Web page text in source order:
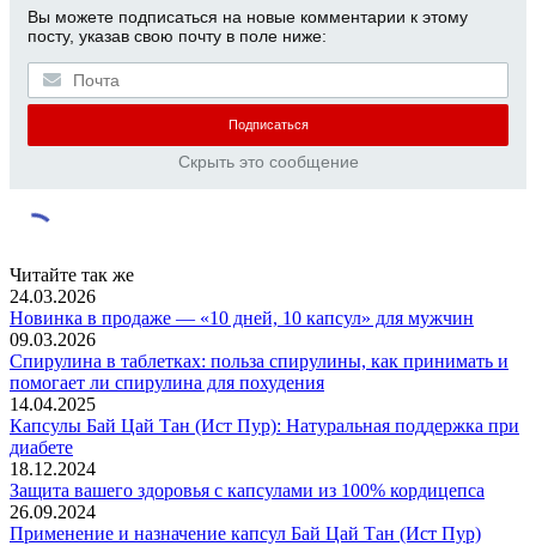
Вы можете подписаться на новые комментарии к этому
посту, указав свою почту в поле ниже:
Скрыть это сообщение
Читайте так же
24.03.2026
Новинка в продаже — «10 дней, 10 капсул» для мужчин
09.03.2026
Спирулина в таблетках: польза спирулины, как принимать и
помогает ли спирулина для похудения
14.04.2025
Капсулы Бай Цай Тан (Ист Пур): Натуральная поддержка при
диабете
18.12.2024
Защита вашего здоровья с капсулами из 100% кордицепса
26.09.2024
Применение и назначение капсул Бай Цай Тан (Ист Пур)